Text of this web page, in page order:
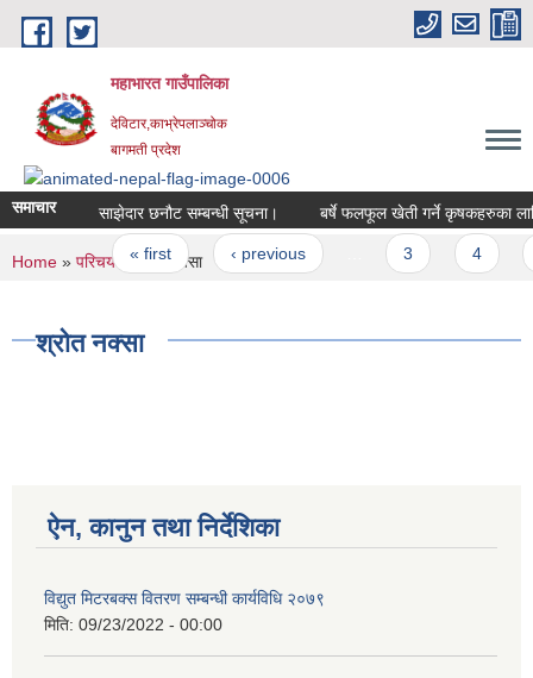
Skip to main content
महाभारत गाउँपालिका
देविटार,काभ्रेपलाञ्चोक
बागमती प्रदेश
समाचार साझेदार छनौट सम्बन्धी सूचना। बर्षे फलफूल खेती गर्ने कृषकहरुका लागि
Pages
« first ‹ previous
You are here
Home » परिचय» श्रोत नक्सा
श्रोत नक्सा
ऐन, कानुन तथा निर्देशिका
विद्युत मिटरबक्स वितरण सम्बन्धी कार्यविधि २०७९
मिति: 09/23/2022 - 00:00